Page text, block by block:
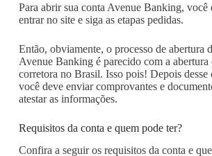
Para abrir sua conta Avenue Banking, você
entrar no site e siga as etapas pedidas.
Então, obviamente, o processo de abertura
Avenue Banking é parecido com a abertura
corretora no Brasil. Isso pois! Depois desse
você deve enviar comprovantes e
atestar as informações.
Requisitos da conta e quem pode ter?
Confira a seguir os requisitos da conta e